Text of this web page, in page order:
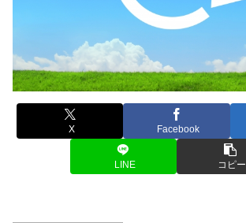
X Facebook
LINE コピー